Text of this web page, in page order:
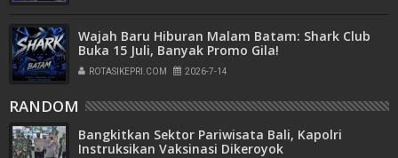
Wajah Baru Hiburan Malam Batam: Shark Club
Buka 15 Juli, Banyak Promo Gila!
ROTASIKEPRI.COM 2026-7-14
RANDOM
Bangkitkan Sektor Pariwisata Bali, Kapolri
Instruksikan Vaksinasi Dikeroyok